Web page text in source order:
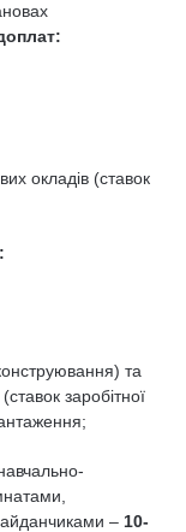
окладів (ставок
та
заробітної
– 10-